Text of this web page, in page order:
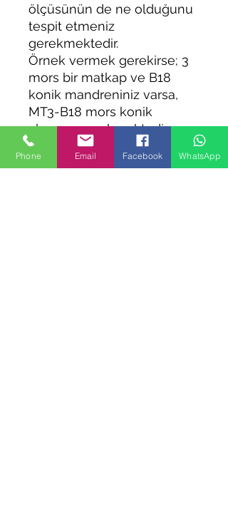
ölçüsünün de ne olduğunu
tespit etmeniz
gerekmektedir.
Örnek vermek gerekirse; 3
mors bir matkap ve B18
konik mandreniniz varsa,
MT3-B18 mors konik
almanız gerekmektedir.
Phone Email Facebook WhatsApp